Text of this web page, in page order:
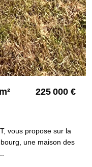
225 000 €
vous propose sur la
une maison des